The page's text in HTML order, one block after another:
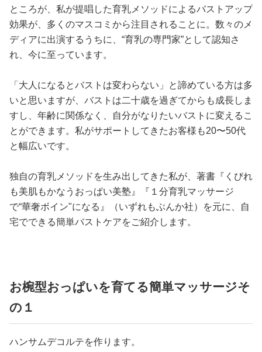
ところが、私が提唱した育乳メソッドによるバストアップ
効果が、多くのマスコミから注目されることに。数々のメ
ディアに出演するうちに、“育乳の専門家”として認知さ
れ、今に至っています。
「大人になるとバストは変わらない」と諦めている方は多
いと思いますが、バストは二十歳を過ぎてからも成長しま
すし、年齢に関係なく、自分がなりたいバストに変えるこ
とができます。私がサポートしてきたお客様も20〜50代
と幅広いです。
独自の育乳メソッドを生み出してきた私が、著書『くびれ
も美肌もかなうおっぱい美塾』『１分育乳マッサージ
で“華奢ボイン"になる』（いずれもぶんか社）を元に、自
宅でできる簡単バストケアをご紹介します。
お椀型おっぱいを育てる簡単マッサージそ
の１
ハンサムデコルテを作ります。